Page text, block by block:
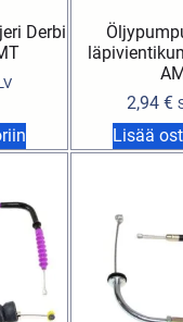
Derbi
2,94€
Lisää